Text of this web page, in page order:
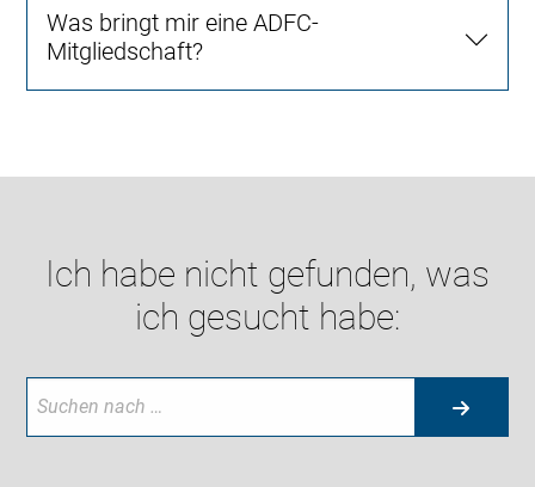
Was bringt mir eine ADFC-
Mitgliedschaft?
Ich habe nicht gefunden, was
ich gesucht habe: